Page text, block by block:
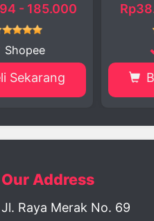
- 39.000
Shopee
Sekarang
Our Address
Jl. Raya Merak No. 69